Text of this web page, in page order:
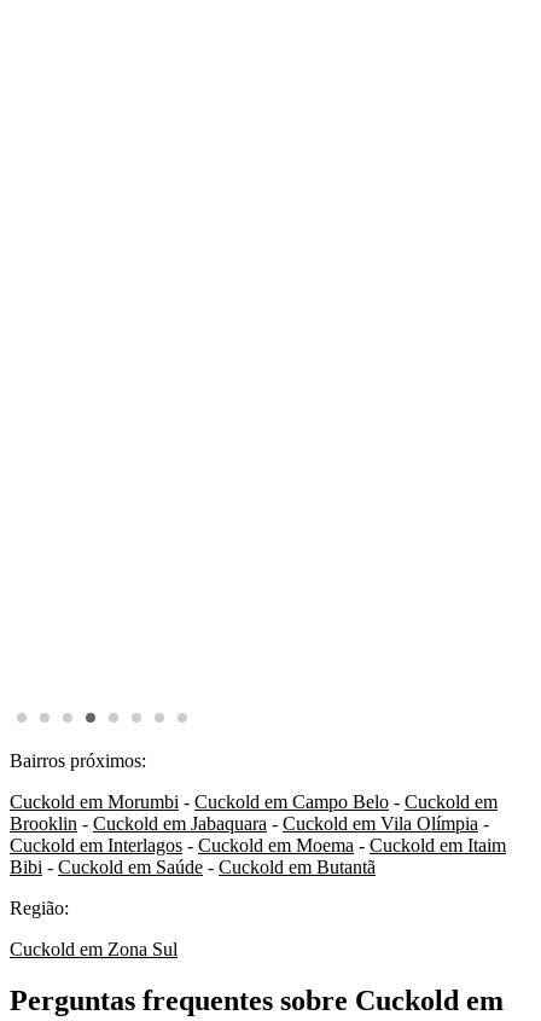
Bairros próximos:
Cuckold em Morumbi - Cuckold em Campo Belo - Cuckold em
Brooklin - Cuckold em Jabaquara - Cuckold em Vila Olímpia -
Cuckold em Interlagos - Cuckold em Moema - Cuckold em Itaim
Bibi - Cuckold em Saúde - Cuckold em Butantã
Região:
Cuckold em Zona Sul
Perguntas frequentes sobre Cuckold em